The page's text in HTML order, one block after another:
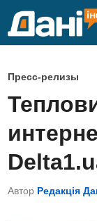
О
п
у
б
л
и
к
Пресс-релизы
Автор Редакція